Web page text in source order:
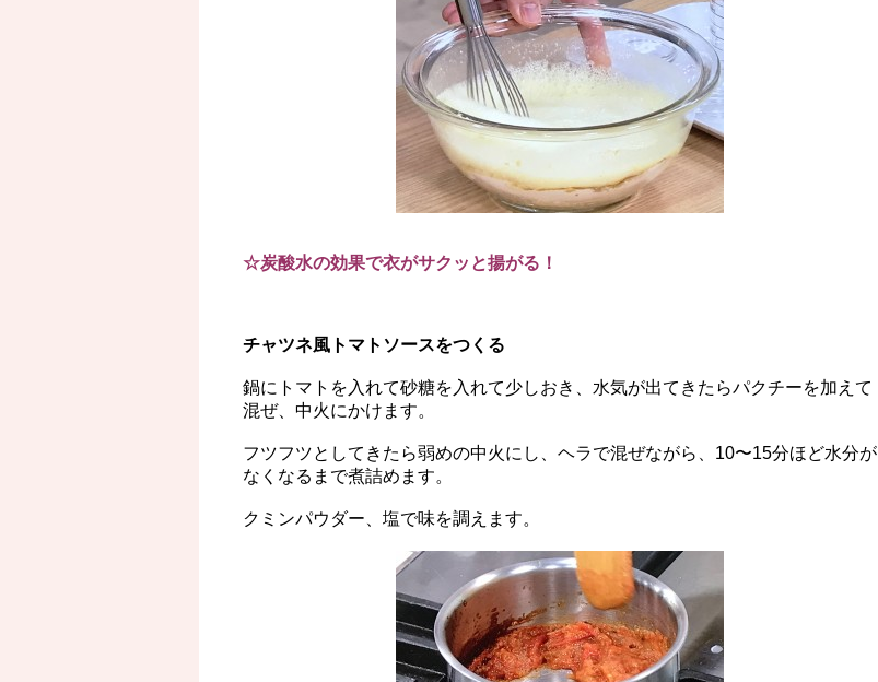
☆炭酸水の効果で衣がサクッと揚がる！
チャツネ風トマトソースをつくる
鍋にトマトを入れて砂糖を入れて少しおき、水気が出てきたらパクチーを加えて
混ぜ、中火にかけます。
フツフツとしてきたら弱めの中火にし、ヘラで混ぜながら、10〜15分ほど水分が
なくなるまで煮詰めます。
クミンパウダー、塩で味を調えます。